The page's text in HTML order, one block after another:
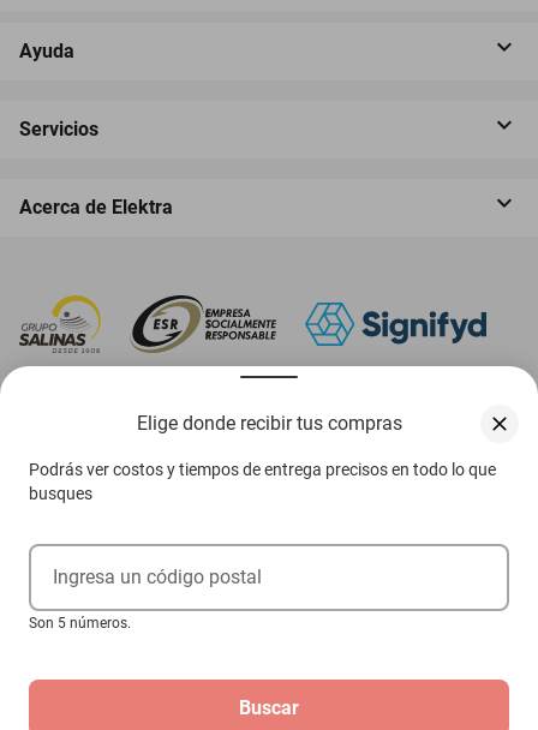
Elige donde recibir tus compras
Podrás ver costos y tiempos de entrega precisos en todo lo que
busques
Ingresa un código postal
Son 5 números.
Buscar
Ayuda
Servicios
Acerca de Elektra
Ejerce tus derechos ARCO
Términos y condiciones
pueden diferir de las promociones publicadas en tienda.